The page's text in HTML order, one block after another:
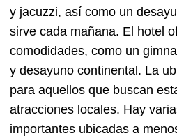
y jacuzzi, así como un
sirve cada mañana. El hotel
comodidades, como un
y desayuno continental. La
para aquellos que buscan
atracciones locales. Hay
importantes ubicadas a